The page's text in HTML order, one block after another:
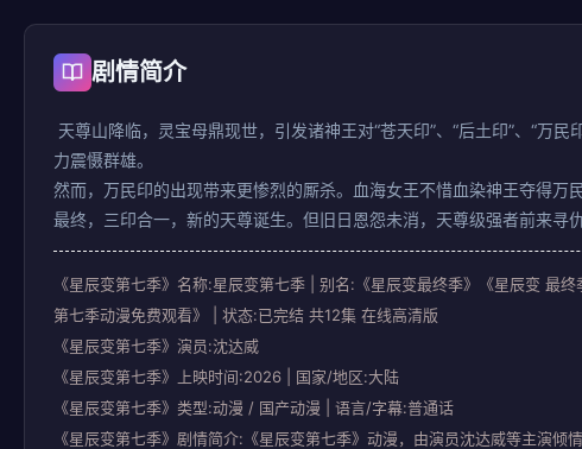
剧情简介
天尊山降临，灵宝母鼎现世，引发诸神王对“苍天印”、“后土印”、“万
力震慑群雄。
然而，万民印的出现带来更惨烈的厮杀。血海女王不惜血染神王夺得万
最终，三印合一，新的天尊诞生。但旧日恩怨未消，天尊级强者前来寻
《星辰变第七季》名称:星辰变第七季 | 别名:《星辰变最终季》《星辰变
第七季动漫免费观看》 | 状态:已完结 共12集 在线高清版
《星辰变第七季》演员:沈达威
《星辰变第七季》上映时间:2026 | 国家/地区:大陆
《星辰变第七季》类型:动漫 / 国产动漫 | 语言/字幕:普通话
《星辰变第七季》剧情简介:《星辰变第七季》动漫，由演员沈达威等主演